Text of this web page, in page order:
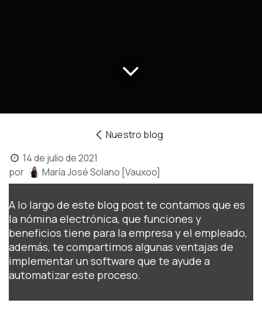
Nuestro blog
14 de julio de 2021
por
María José Solano [Vauxoo]
A lo largo de este blog post te contamos que es
la nómina electrónica, que funciones y
beneficios tiene para la empresa y el empleado,
además, te compartimos algunas ventajas de
implementar un software que te ayude a
automatizar este proceso.